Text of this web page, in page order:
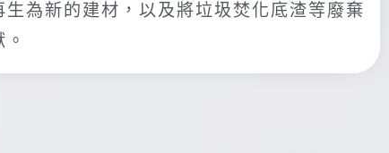
為新的建材，以及將垃圾焚化底渣等廢棄